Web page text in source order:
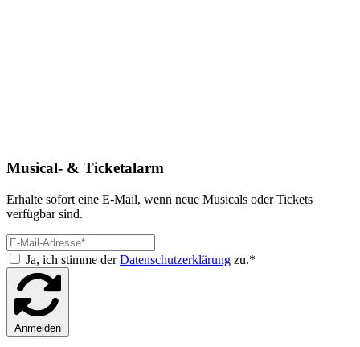
Musical- & Ticketalarm
Erhalte sofort eine E-Mail, wenn neue Musicals oder Tickets
verfügbar sind.
Ja, ich stimme derDatenschutzerklärung zu.*
Anmelden